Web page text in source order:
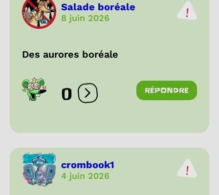
Salade boréale
8 juin 2026
Des aurores boréale
0 Ouvrir les réactions
RÉPONDRE
crombook1
4 juin 2026